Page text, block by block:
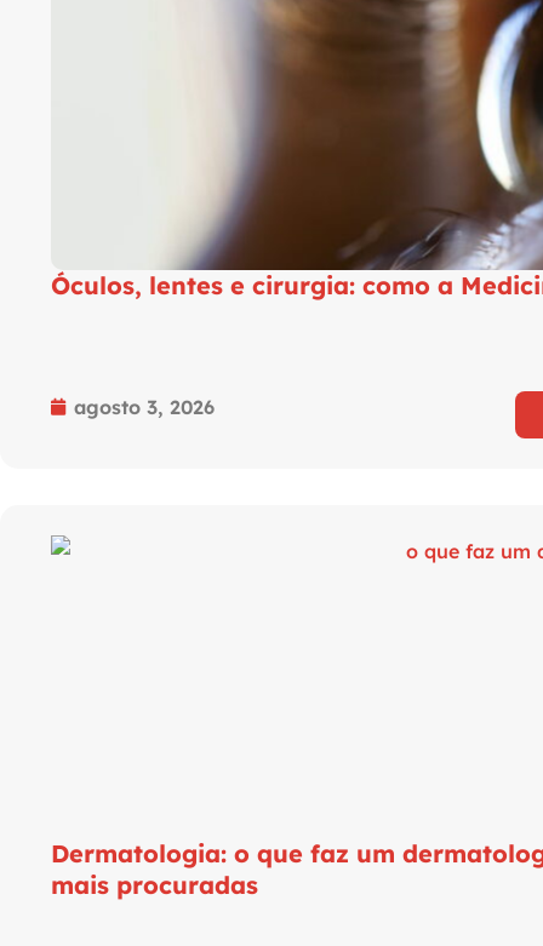
Óculos, lentes e cirurgia: como a
agosto 3, 2026
Dermatologia: o que faz um
mais procuradas